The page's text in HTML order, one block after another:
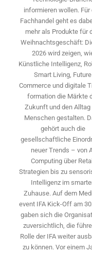
informieren wollen. Für
Fachhandel geht es
mehr als Produkte für
Weihnachtsgeschäft:
2026 wird ­zeigen,
Künstliche Intelligenz,
Smart Living, Future
Commerce und digitale
formation die Märkte
Zukunft und den Alltag
Menschen gestalten.
gehört auch die
gesellschaftliche
neuer Trends – von
Computing über
Strategien bis zu
Intelligenz im
Zuhause. Auf dem
event IFA Kick-Off am
gaben sich die
zuversichtlich, die
Rolle der IFA weiter
zu können. Vor einem